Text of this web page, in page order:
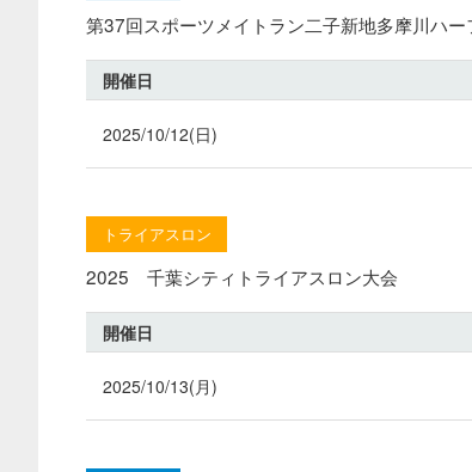
第37回スポーツメイトラン二子新地多摩川ハー
開催日
2025/10/12(日)
トライアスロン
2025 千葉シティトライアスロン大会
開催日
2025/10/13(月)